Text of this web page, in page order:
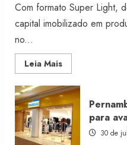
Com formato Super Light,
capital imobilizado em
no...
Leia MaisRead
more
Morena
Rosa
lança
franquia
com
estoque
consignado
para
30 de